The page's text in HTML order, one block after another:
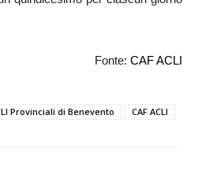
Fonte: CAF ACLI
Provinciali di Benevento CAF ACLI